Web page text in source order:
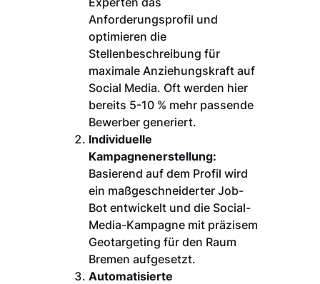
Anforderungsprofil und
optimieren die
Stellenbeschreibung für
maximale Anziehungskraft auf
Social Media. Oft werden hier
bereits 5-10 % mehr passende
Bewerber generiert.
Individuelle
Kampagnenerstellung:
Basierend auf dem Profil wird
ein maßgeschneiderter Job-
Bot entwickelt und die Social-
Media-Kampagne mit präzisem
Geotargeting für den Raum
Bremen aufgesetzt.
Automatisierte